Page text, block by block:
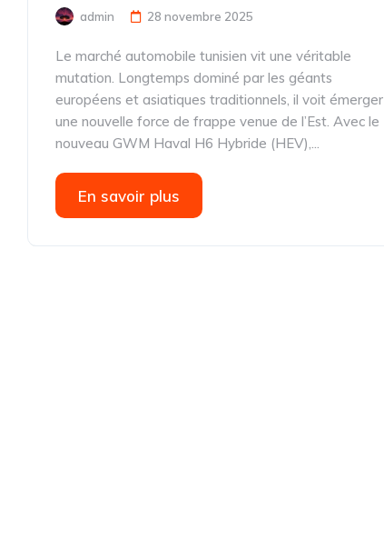
admin 28 novembre 2025
Le marché automobile tunisien vit une véritable
mutation. Longtemps dominé par les géants
européens et asiatiques traditionnels, il voit émerger
une nouvelle force de frappe venue de l’Est. Avec le
nouveau GWM Haval H6 Hybride (HEV),...
En savoir plus